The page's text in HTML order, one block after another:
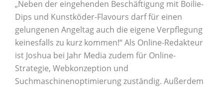
„Neben der eingehenden Beschäftigung mit Boilie-
Dips und Kunstköder-Flavours darf für einen
gelungenen Angeltag auch die eigene Verpflegung
keinesfalls zu kurz kommen!“ Als Online-Redakteur
ist Joshua bei Jahr Media zudem für Online-
Strategie, Webkonzeption und
Suchmaschinenoptimierung zuständig. Außerdem